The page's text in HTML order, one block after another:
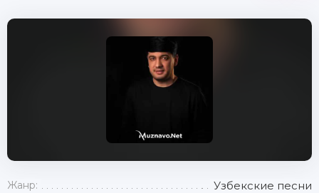
Жанр: Узбекские песни